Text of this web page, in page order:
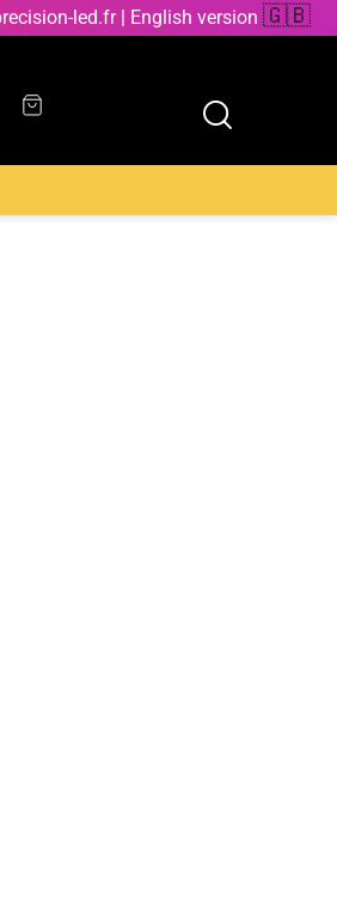
led.fr | English version 🇬🇧
tissu beige 54 cm